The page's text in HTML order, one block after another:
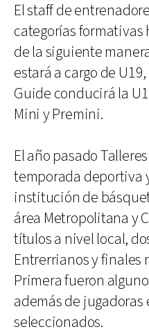
El staff de
categorías
de la siguiente
estará a cargo de
Guide conducirá la
Mini y Premini.
El año pasado
temporada deportiva
institución de
área Metropolitana y
títulos a nivel local,
Entrerrianos y finales
Primera fueron
además de
seleccionados.